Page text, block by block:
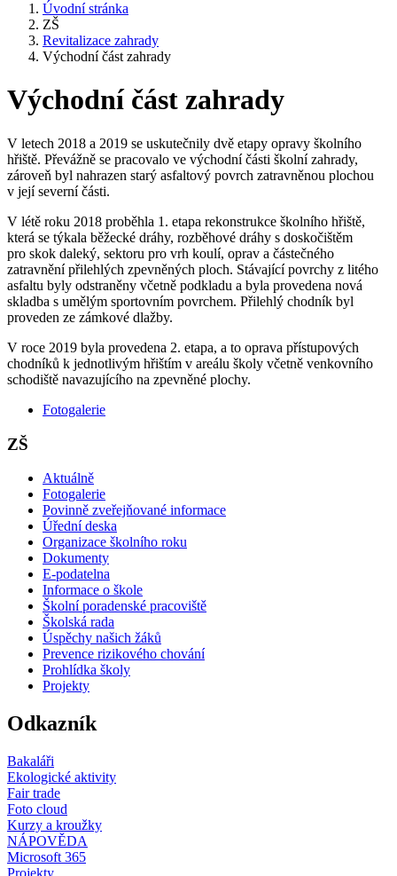
Úvodní stránka
ZŠ
Revitalizace zahrady
Východní část zahrady
Východní část zahrady
V letech 2018 a 2019 se uskutečnily dvě etapy opravy školního
hřiště. Převážně se pracovalo ve východní části školní zahrady,
zároveň byl nahrazen starý asfaltový povrch zatravněnou plochou
v její severní části.
V létě roku 2018 proběhla 1. etapa rekonstrukce školního hřiště,
která se týkala běžecké dráhy, rozběhové dráhy s doskočištěm
pro skok daleký, sektoru pro vrh koulí, oprav a částečného
zatravnění přilehlých zpevněných ploch. Stávající povrchy z litého
asfaltu byly odstraněny včetně podkladu a byla provedena nová
skladba s umělým sportovním povrchem. Přilehlý chodník byl
proveden ze zámkové dlažby.
V roce 2019 byla provedena 2. etapa, a to oprava přístupových
chodníků k jednotlivým hřištím v areálu školy včetně venkovního
schodiště navazujícího na zpevněné plochy.
Fotogalerie
ZŠ
Aktuálně
Fotogalerie
Povinně zveřejňované informace
Úřední deska
Organizace školního roku
Dokumenty
E-podatelna
Informace o škole
Školní poradenské pracoviště
Školská rada
Úspěchy našich žáků
Prevence rizikového chování
Prohlídka školy
Projekty
Odkazník
Bakaláři
Ekologické aktivity
Fair trade
Foto cloud
Kurzy a kroužky
NÁPOVĚDA
Microsoft 365